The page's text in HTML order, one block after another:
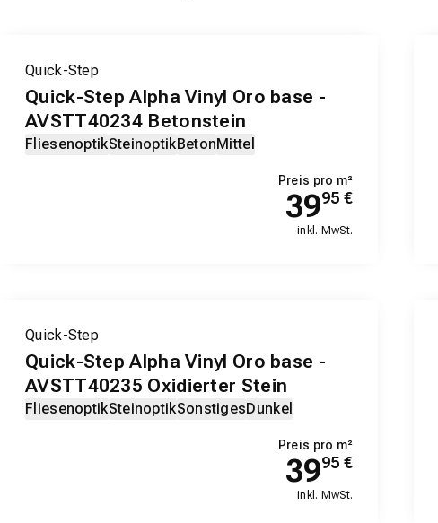
Quick-Step
Quick-Step Alpha Vinyl Oro base -
AVSTT40234 Betonstein
FliesenoptikSteinoptikBetonMittel
Preis pro m²
3995 €
inkl. MwSt.
Quick-Step
Quick-Step Alpha Vinyl Oro base -
AVSTT40235 Oxidierter Stein
FliesenoptikSteinoptikSonstigesDunkel
Preis pro m²
3995 €
inkl. MwSt.